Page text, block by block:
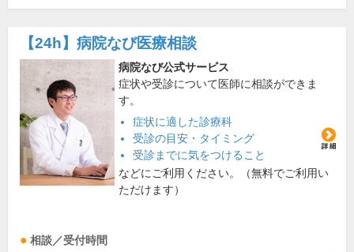
【24h】 病院なび医療相談
病院なび公式サービス
症状や受診について医師に相談ができま
す。
症状に適した診療科
受診の目安・タイミング
受診までに気をつけること
などにご利用ください。（無料でご利用い
ただけます）
相談／受付時間